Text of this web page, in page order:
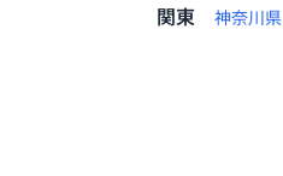
関東 神奈川県